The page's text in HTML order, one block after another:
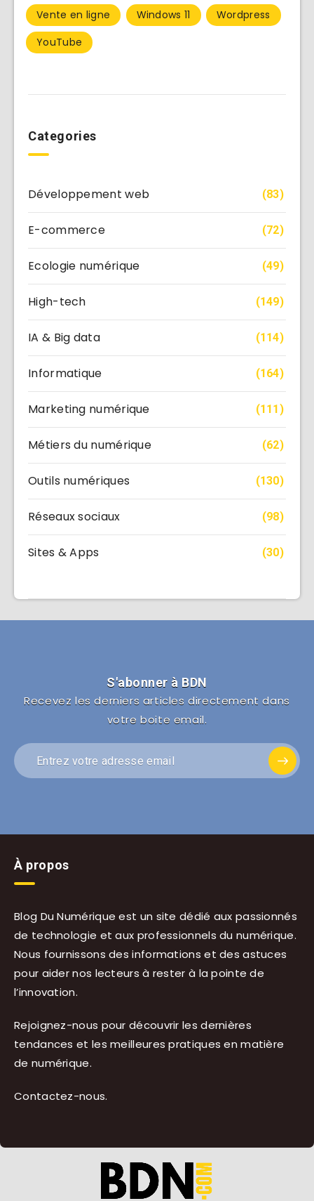
Vente en ligne
Windows 11
Wordpress
YouTube
Categories
Développement web (83)
E-commerce (72)
Ecologie numérique (49)
High-tech (149)
IA & Big data (114)
Informatique (164)
Marketing numérique (111)
Métiers du numérique (62)
Outils numériques (130)
Réseaux sociaux (98)
Sites & Apps (30)
S'abonner à BDN
Recevez les derniers articles directement dans
votre boite email.
À propos
Blog Du Numérique est un site dédié aux passionnés
de technologie et aux professionnels du numérique.
Nous fournissons des informations et des astuces
pour aider nos lecteurs à rester à la pointe de
l’innovation.
Rejoignez-nous pour découvrir les dernières
tendances et les meilleures pratiques en matière
de numérique.
Contactez-nous.